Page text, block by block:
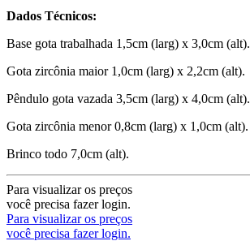
Dados Técnicos:
Base gota trabalhada 1,5cm (larg) x 3,0cm (alt).
Gota zircônia maior 1,0cm (larg) x 2,2cm (alt).
Pêndulo gota vazada 3,5cm (larg) x 4,0cm (alt).
Gota zircônia menor 0,8cm (larg) x 1,0cm (alt).
Brinco todo 7,0cm (alt).
Para visualizar os preços
você precisa fazer login.
Para visualizar os preços
você precisa fazer login.